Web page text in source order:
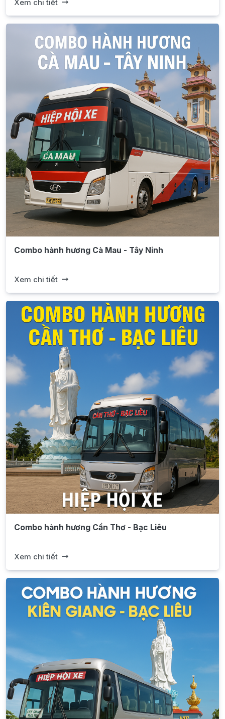
Xem chi tiết
Combo hành hương Cà Mau - Tây Ninh
Xem chi tiết
Combo hành hương Cần Thơ - Bạc Liêu
Xem chi tiết